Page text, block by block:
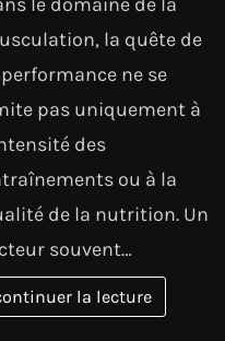
la quête de
ne se
pas uniquement à
des
ou à la
de la nutrition. Un
souvent…
la lecture